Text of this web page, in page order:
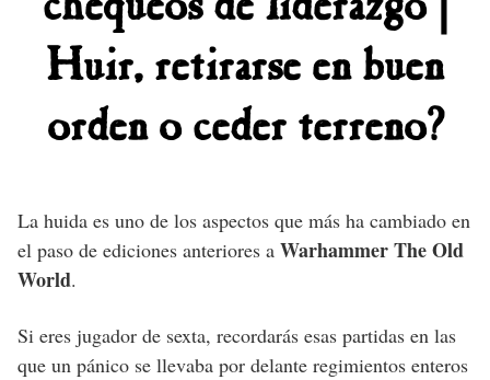
chequeos de liderazgo |
Huir, retirarse en buen
orden o ceder terreno?
La huida es uno de los aspectos que más ha cambiado en
el paso de ediciones anteriores a Warhammer The Old
World.
Si eres jugador de sexta, recordarás esas partidas en las
que un pánico se llevaba por delante regimientos enteros